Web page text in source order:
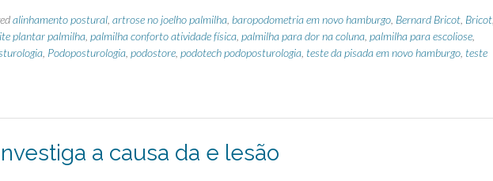
alinhamento postural artrose no joelho palmilha baropodometria em novo hamburgo Bernard Bricot Bricot
plantar palmilha palmilha conforto atividade física palmilha para dor na coluna palmilha para escoliose
Podoposturologia podostore podotech podoposturologia teste da pisada em novo hamburgo teste
a causa da e lesão